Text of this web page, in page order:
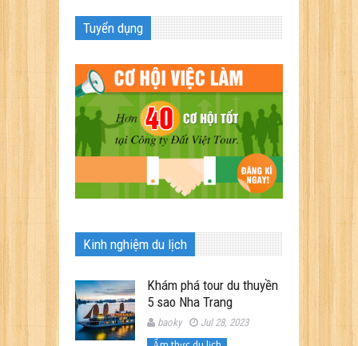
Tuyển dụng
Kinh nghiệm du lịch
Khám phá tour du thuyền
5 sao Nha Trang
baoky Jul 28, 2023